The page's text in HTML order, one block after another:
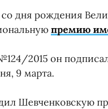
дня рождения
премию
2015 он
9 марта.
Шевченковскую